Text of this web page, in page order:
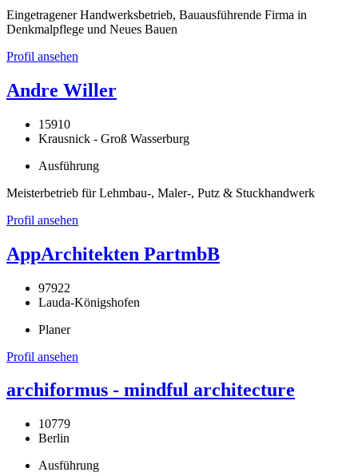
Eingetragener Handwerksbetrieb, Bauausführende Firma in
Denkmalpflege und Neues Bauen
Profil ansehen
Andre Willer
15910
Krausnick - Groß Wasserburg
Ausführung
Meisterbetrieb für Lehmbau-, Maler-, Putz & Stuckhandwerk
Profil ansehen
AppArchitekten PartmbB
97922
Lauda-Königshofen
Planer
Profil ansehen
archiformus - mindful architecture
10779
Berlin
Ausführung